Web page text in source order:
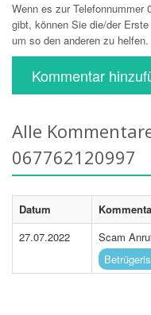
Wenn es zur Telefonnummer
gibt, können Sie die/der
um so den anderen zu helfen.
Kommentar
Alle
067762120997
Datum
27.07.2022
Scam